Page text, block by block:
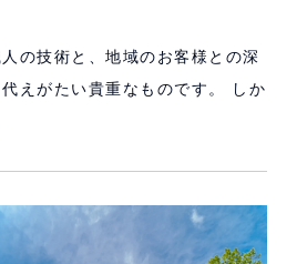
の技術と、地域のお客様との深
えがたい貴重なものです。 しか